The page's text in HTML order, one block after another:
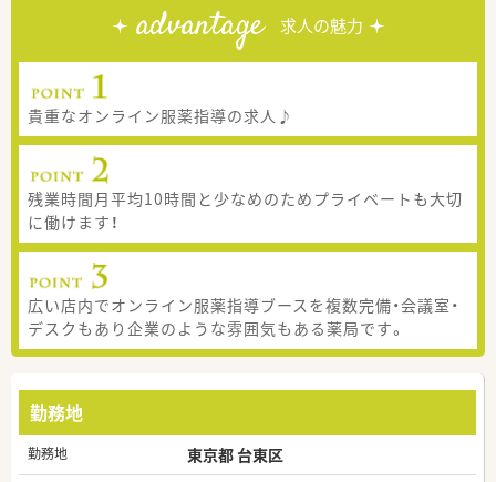
advantage 求人の魅力
貴重なオンライン服薬指導の求人♪
残業時間月平均10時間と少なめのためプライベートも大切
に働けます！
広い店内でオンライン服薬指導ブースを複数完備・会議室・
デスクもあり企業のような雰囲気もある薬局です。
勤務地
勤務地 東京都 台東区